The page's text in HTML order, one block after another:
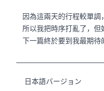
因為這兩天的行程較單調
所以我把時序打亂了，但
下一篇終於要到我最期待
日本語バージョン